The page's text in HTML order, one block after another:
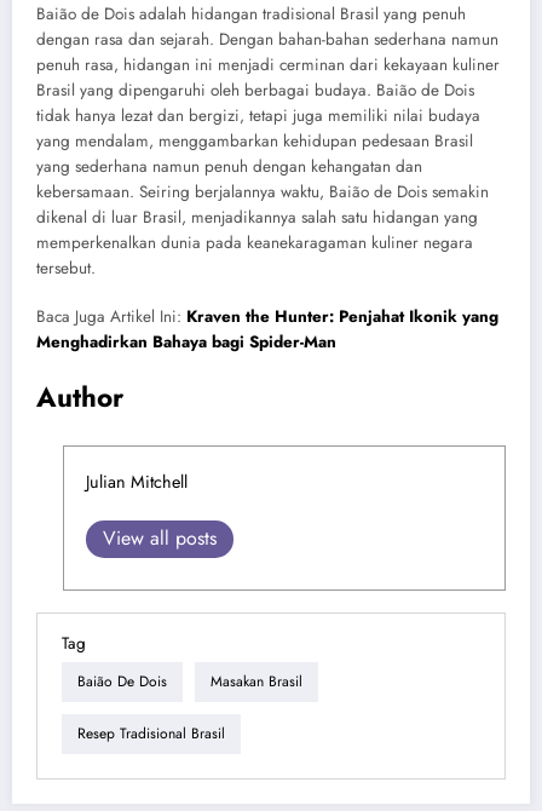
Baião de Dois adalah hidangan tradisional Brasil yang penuh
dengan rasa dan sejarah. Dengan bahan-bahan sederhana namun
penuh rasa, hidangan ini menjadi cerminan dari kekayaan kuliner
Brasil yang dipengaruhi oleh berbagai budaya. Baião de Dois
tidak hanya lezat dan bergizi, tetapi juga memiliki nilai budaya
yang mendalam, menggambarkan kehidupan pedesaan Brasil
yang sederhana namun penuh dengan kehangatan dan
kebersamaan. Seiring berjalannya waktu, Baião de Dois semakin
dikenal di luar Brasil, menjadikannya salah satu hidangan yang
memperkenalkan dunia pada keanekaragaman kuliner negara
tersebut.
Baca Juga Artikel Ini: Kraven the Hunter: Penjahat Ikonik yang
Menghadirkan Bahaya bagi Spider-Man
Author
Julian Mitchell
View all posts
Tag
Baião De Dois Masakan Brasil
Resep Tradisional Brasil